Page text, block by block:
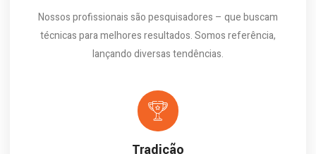
Nossos profissionais são pesquisadores – que buscam
técnicas para melhores resultados. Somos referência,
lançando diversas tendências.
Tradição